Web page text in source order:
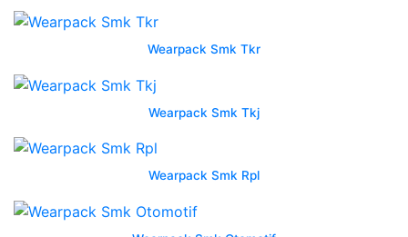
rejeki
dan
jual
sekolah
Wearpack Smk Tkr
Wearpack Smk Tkj
Wearpack Smk Rpl